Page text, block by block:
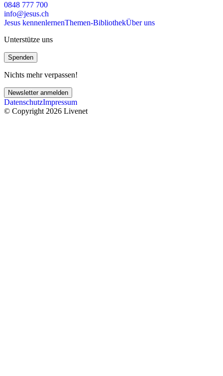
0848 777 700
info@jesus.ch
Jesus kennenlernenThemen-BibliothekÜber uns
Unterstütze uns
Spenden
Nichts mehr verpassen!
Newsletter anmelden
DatenschutzImpressum
© Copyright 2026 Livenet